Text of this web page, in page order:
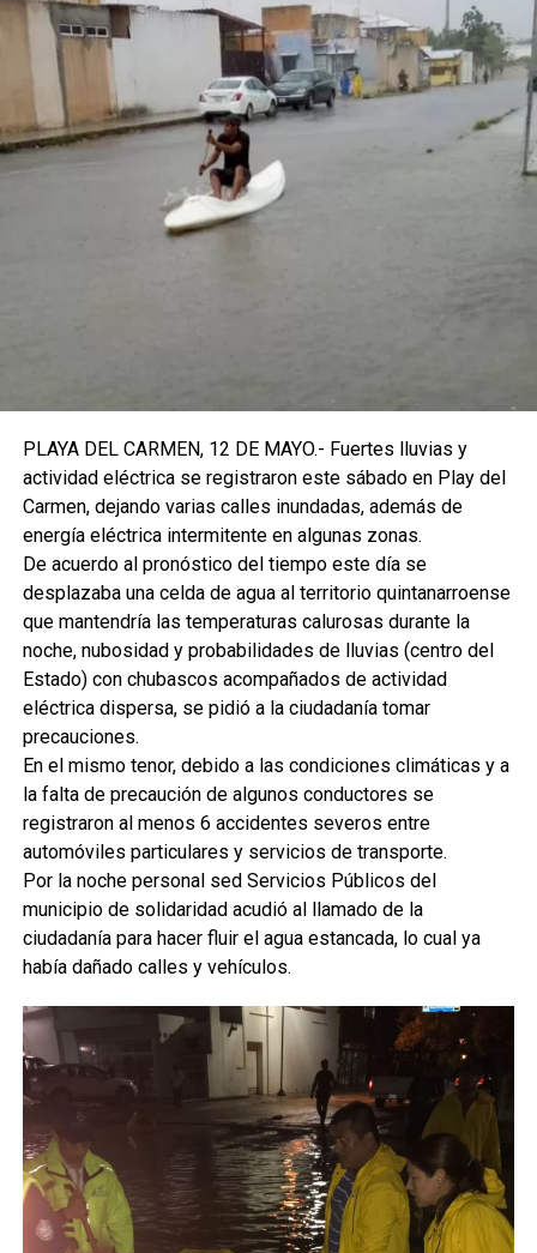
PLAYA DEL CARMEN, 12 DE MAYO.- Fuertes lluvias y
actividad eléctrica se registraron este sábado en Play del
Carmen, dejando varias calles inundadas, además de
energía eléctrica intermitente en algunas zonas.
De acuerdo al pronóstico del tiempo este día se
desplazaba una celda de agua al territorio quintanarroense
que mantendría las temperaturas calurosas durante la
noche, nubosidad y probabilidades de lluvias (centro del
Estado) con chubascos acompañados de actividad
eléctrica dispersa, se pidió a la ciudadanía tomar
precauciones.
En el mismo tenor, debido a las condiciones climáticas y a
la falta de precaución de algunos conductores se
registraron al menos 6 accidentes severos entre
automóviles particulares y servicios de transporte.
Por la noche personal sed Servicios Públicos del
municipio de solidaridad acudió al llamado de la
ciudadanía para hacer fluir el agua estancada, lo cual ya
había dañado calles y vehículos.